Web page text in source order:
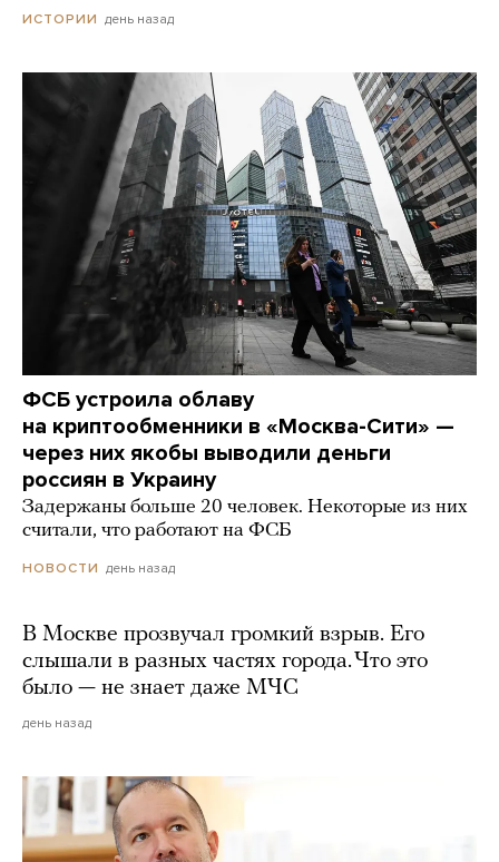
ИСТОРИИ день назад
ФСБ устроила облаву
на криптообменники в «Москва-Сити» —
через них якобы выводили деньги
россиян в Украину
Задержаны больше 20 человек. Некоторые из них
считали, что работают на ФСБ
НОВОСТИ день назад
В Москве прозвучал громкий взрыв. Его
слышали в разных частях города. Что это
было — не знает даже МЧС
день назад